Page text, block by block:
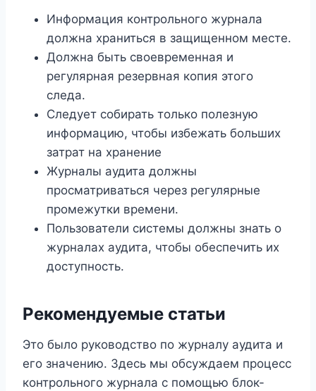
Информация контрольного журнала
должна храниться в защищенном месте.
Должна быть своевременная и
регулярная резервная копия этого
следа.
Следует собирать только полезную
информацию, чтобы избежать больших
затрат на хранение
Журналы аудита должны
просматриваться через регулярные
промежутки времени.
Пользователи системы должны знать о
журналах аудита, чтобы обеспечить их
доступность.
Рекомендуемые статьи
Это было руководство по журналу аудита и
его значению. Здесь мы обсуждаем процесс
контрольного журнала с помощью блок-